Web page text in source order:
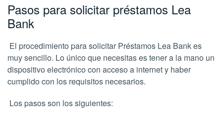
Pasos para solicitar préstamos Lea
Bank
El procedimiento para solicitar Préstamos Lea Bank es
muy sencillo. Lo único que necesitas es tener a la mano un
dispositivo electrónico con acceso a internet y haber
cumplido con los requisitos necesarios.
Los pasos son los siguientes: